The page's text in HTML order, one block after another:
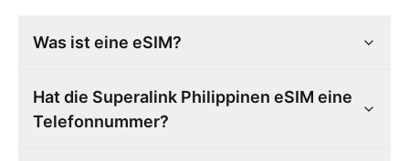
Was ist eine eSIM?
Hat die Superalink Philippinen eSIM eine
Telefonnummer?